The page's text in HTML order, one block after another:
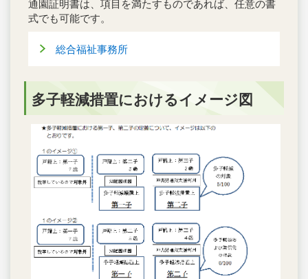
通園証明書は、項目を満たすものであれば、任意の書
式でも可能です。
総合福祉事務所
多子軽減措置におけるイメージ図